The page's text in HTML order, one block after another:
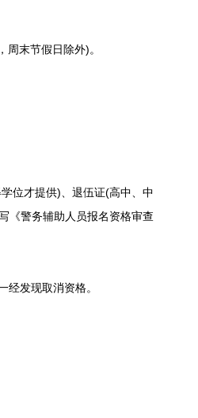
末节假日除外)。
位才提供)、退伍证(高中、中
《警务辅助人员报名资格审查
发现取消资格。